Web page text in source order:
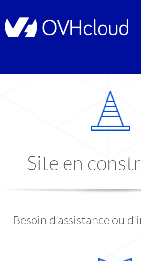
Site en
Besoin d'assistance ou